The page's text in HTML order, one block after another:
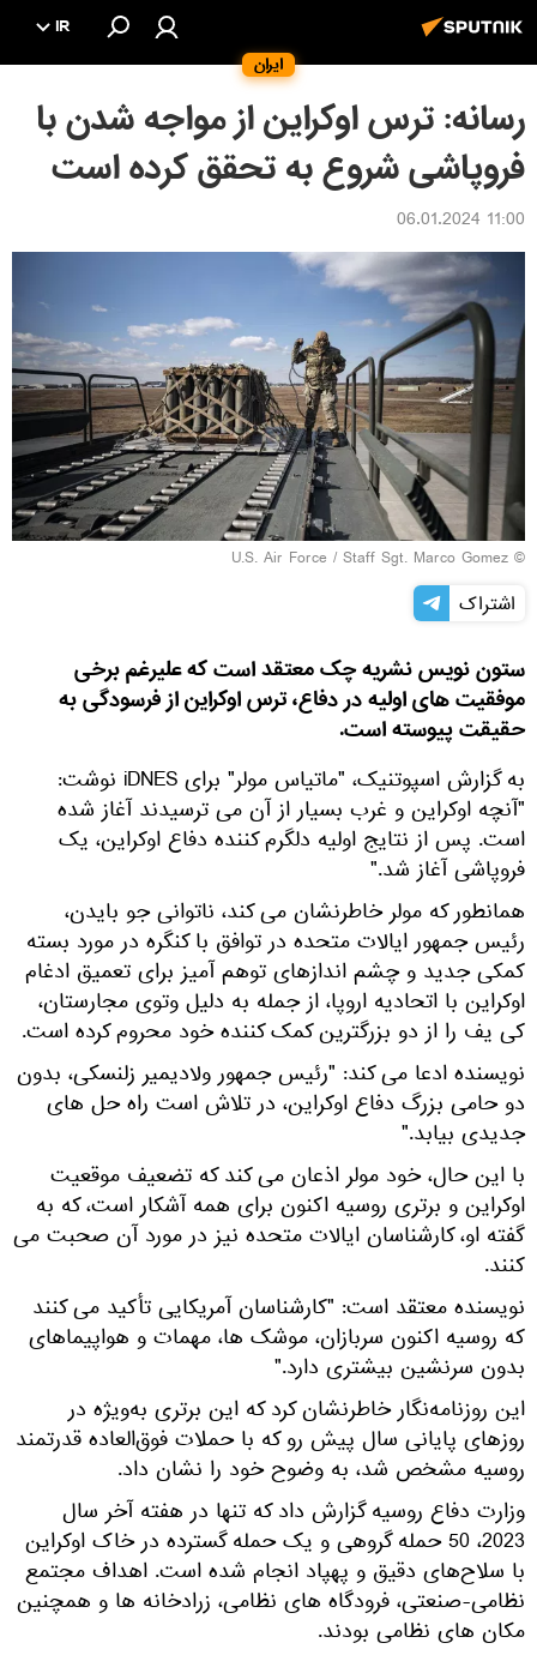
ایران
IR
رسانه: ترس اوکراین از مواجه شدن با
فروپاشی شروع به تحقق کرده است
11:00 06.01.2024
© U.S. Air Force / Staff Sgt. Marco Gomez
اشتراک
ستون نویس نشریه چک معتقد است که علیرغم برخی
موفقیت های اولیه در دفاع، ترس اوکراین از فرسودگی به
حقیقت پیوسته است.
به گزارش اسپوتنیک، "ماتیاس مولر" برای iDNES نوشت:
"آنچه اوکراین و غرب بسیار از آن می ترسیدند آغاز شده
است. پس از نتایج اولیه دلگرم کننده دفاع اوکراین، یک
فروپاشی آغاز شد."
همانطور که مولر خاطرنشان می کند، ناتوانی جو بایدن،
رئیس جمهور ایالات متحده در توافق با کنگره در مورد بسته
کمکی جدید و چشم اندازهای توهم آمیز برای تعمیق ادغام
اوکراین با اتحادیه اروپا، از جمله به دلیل وتوی مجارستان،
کی یف را از دو بزرگترین کمک کننده خود محروم کرده است.
نویسنده ادعا می کند: "رئیس جمهور ولادیمیر زلنسکی، بدون
دو حامی بزرگ دفاع اوکراین، در تلاش است راه حل های
جدیدی بیابد."
با این حال، خود مولر اذعان می کند که تضعیف موقعیت
اوکراین و برتری روسیه اکنون برای همه آشکار است، که به
گفته او، کارشناسان ایالات متحده نیز در مورد آن صحبت می
کنند.
نویسنده معتقد است: "کارشناسان آمریکایی تأکید می کنند
که روسیه اکنون سربازان، موشک ها، مهمات و هواپیماهای
بدون سرنشین بیشتری دارد."
این روزنامه‌نگار خاطرنشان کرد که این برتری به‌ویژه در
روزهای پایانی سال پیش رو که با حملات فوق‌العاده قدرتمند
روسیه مشخص شد، به وضوح خود را نشان داد.
وزارت دفاع روسیه گزارش داد که تنها در هفته آخر سال
2023، 50 حمله گروهی و یک حمله گسترده در خاک اوکراین
با سلاح‌های دقیق و پهپاد انجام شده است. اهداف مجتمع
نظامی-صنعتی، فرودگاه های نظامی، زرادخانه ها و همچنین
مکان های نظامی بودند.